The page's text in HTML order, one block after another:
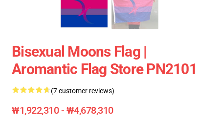
Bisexual Moons Flag |
Aromantic Flag Store PN2101
(7 customer reviews)
₩1,922,310 - ₩4,678,310